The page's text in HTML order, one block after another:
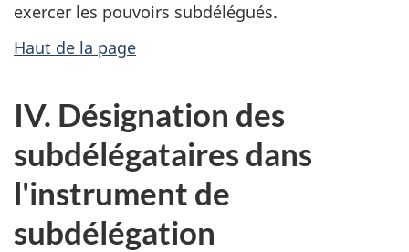
exercer les pouvoirs subdélégués.
Haut de la page
IV. Désignation des
subdélégataires dans
l'instrument de
subdélégation